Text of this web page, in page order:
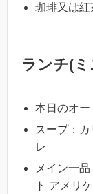
珈琲又は紅
ランチ(
本日のオー
スープ：
レ
メイン一
ト アメリ